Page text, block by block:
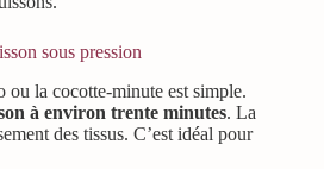
sous pression
ou la cocotte-minute est simple.
à environ trente minutes. La
des tissus. C’est idéal pour